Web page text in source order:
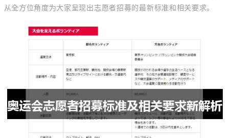
从全方位角度为大家呈现出志愿者招募的最新标准和相关要求。